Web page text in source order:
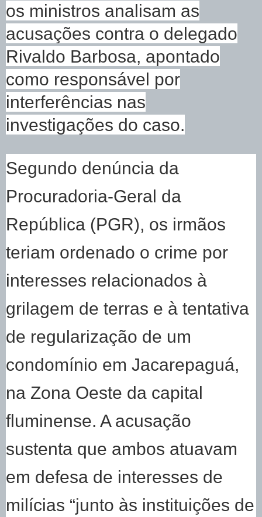
os ministros analisam as
acusações contra o delegado
Rivaldo Barbosa, apontado
como responsável por
interferências nas
investigações do caso.
Segundo denúncia da
Procuradoria-Geral da
República (PGR), os irmãos
teriam ordenado o crime por
interesses relacionados à
grilagem de terras e à tentativa
de regularização de um
condomínio em Jacarepaguá,
na Zona Oeste da capital
fluminense. A acusação
sustenta que ambos atuavam
em defesa de interesses de
milícias “junto às instituições de